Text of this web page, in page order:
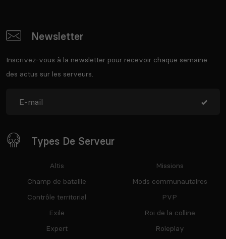
Newsletter
Inscrivez-vous à la newsletter pour recevoir chaque semaine
des actus sur les serveurs.
Types De Serveur
Altis
Champ de bataille
Contrôle territorial
Exile
Expert
Missions
Mods communautaires
PVP
Roi de la colline
Roleplay